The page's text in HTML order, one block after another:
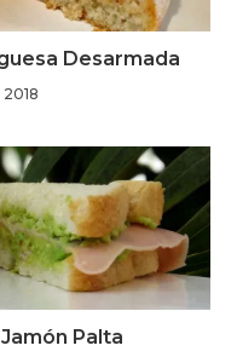
Desarmada
Palta